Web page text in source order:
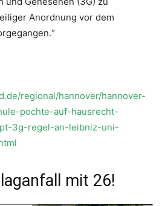
Anordnung vor dem
regional/hannover/hannover-
pochte-auf-hausrecht-
3g-regel-an-leibniz-uni-
mit 26!